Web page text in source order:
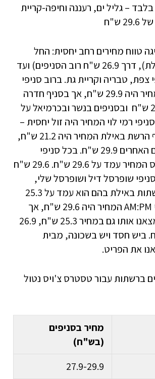
– גליל ים, רעננה וחיפה-קריית
ש"ח
טווח מחירים רחב יחסית: החל
מ-22.9 ש"ח (אילת), דרך 26.9 ש"ח רוב הסניפים) ועד
צפת, טבריה וקריית גת. ברוב סניפי
קשת טעמים המחיר היה 29.9 ש"ח, אך בסניף חדרה
הוא עמד על 24.9 ש"ח ובסניפים בנשר ובכרמיאל על
סניפי רמי לוי המחיר היה זול יחסית –
24.9 ש"ח. בסניף הרשת באילת המחיר היה 21.2 ש"ח,
ובחלק מהסניפים האחרים 29.9 ש"ח. בכל סניפי
שופרסל אקספרס המחיר עמד על 29.6 ש"ח. 29.6 ש"ח
שופרסל דיל ושופרסל שלי,
למעט סניפי הרשתות באילת בהם הוא עמד על 25.3
ש"ח. ברוב סניפי AM:PM המחיר היה 29.6 ש"ח, אך
בסניפים שונים מצאנו אותו גם במחיר 25.3 ש"ח, 26.9
27.9 ש"ח. ביש חסד ויש בשכונה, מבית
את הפריט.
ברשתות עבור טסטרס צ'ויס נטול
מחיר בסניפים
(בש"ח)
27.9-29.9